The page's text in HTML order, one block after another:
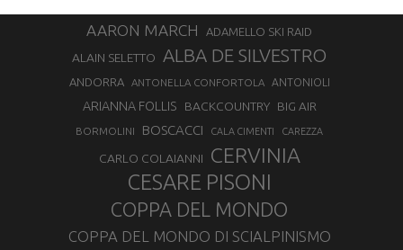
AARON MARCH ADAMELLO SKI RAID
ALAIN SELETTO ALBA DE SILVESTRO
ANDORRA ANTONELLA CONFORTOLA ANTONIOLI
ARIANNA FOLLIS BACKCOUNTRY BIG AIR
BORMOLINI BOSCACCI CALA CIMENTI CAREZZA
CARLO COLAIANNI CERVINIA
CESARE PISONI
COPPA DEL MONDO
COPPA DEL MONDO DI SCIALPINISMO